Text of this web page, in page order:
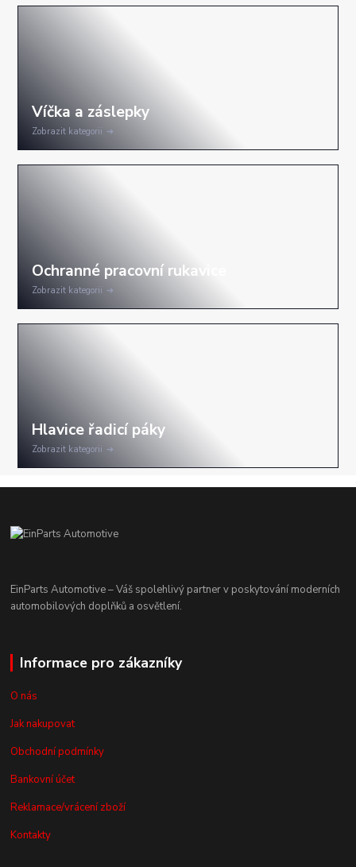
Zobrazit kategorii
Zobrazit kategorii
Zobrazit kategorii
EinParts Automotive – Váš spolehlivý partner v poskytování moderních
automobilových doplňků a osvětlení.
Informace pro zákazníky
O nás
Jak nakupovat
Obchodní podmínky
Bankovní účet
Reklamace/vrácení zboží
Kontakty